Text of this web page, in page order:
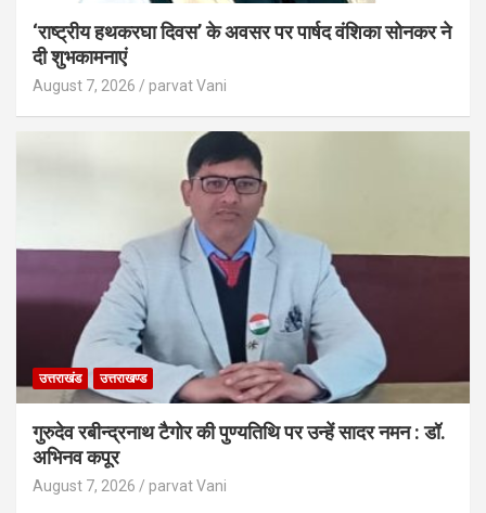
‘राष्ट्रीय हथकरघा दिवस’ के अवसर पर पार्षद वंशिका सोनकर ने
दी शुभकामनाएं
August 7, 2026 parvat Vani
उत्तराखंड उत्तराखण्ड
गुरुदेव रबीन्द्रनाथ टैगोर की पुण्यतिथि पर उन्हें सादर नमन : डॉ.
अभिनव कपूर
August 7, 2026 parvat Vani